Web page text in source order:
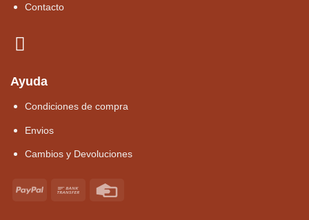
Contacto
Ayuda
Condiciones de compra
Envios
Cambios y Devoluciones